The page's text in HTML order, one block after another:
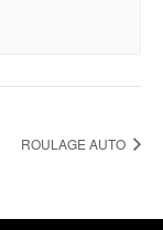
ROULAGE AUTO